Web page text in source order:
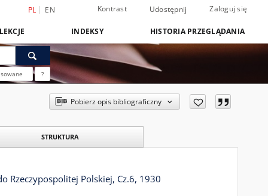
PL EN Kontrast Udostępnij Zaloguj się
INDEKSY HISTORIA PRZEGLĄDANIA
?
Pobierz opis bibliograficzny
STRUKTURA
Rzeczypospolitej Polskiej, Cz.6, 1930